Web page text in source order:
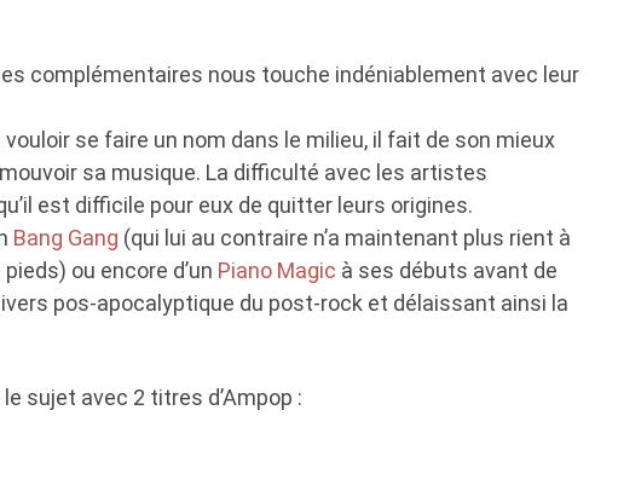
complémentaires nous touche indéniablement avec leur
se faire un nom dans le milieu, il fait de son mieux
sa musique. La difficulté avec les artistes
est difficile pour eux de quitter leurs origines.
Bang Gang (qui lui au contraire n’a maintenant plus rient à
ou encore d’un Piano Magic à ses débuts avant de
pos-apocalyptique du post-rock et délaissant ainsi la
sujet avec 2 titres d’Ampop :